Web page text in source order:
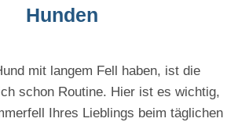
Hunden
mit langem Fell haben, ist die
schon Routine. Hier ist es wichtig,
Ihres Lieblings beim täglichen